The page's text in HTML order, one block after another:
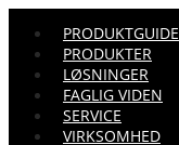
PRODUKTGUIDE
PRODUKTER
LØSNINGER
FAGLIG VIDEN
SERVICE
VIRKSOMHED